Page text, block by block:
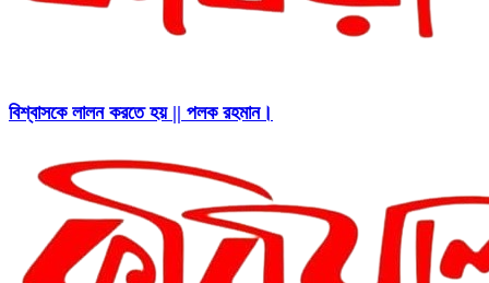
বিশ্বাসকে লালন করতে হয় || পলক রহমান।